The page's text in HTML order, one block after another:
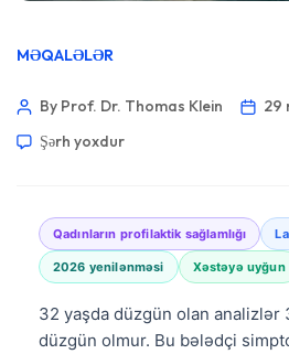
MƏQALƏLƏR
By Prof. Dr. Thomas Klein
29
Şərh yoxdur
Qadınların profilaktik sağlamlığı
2026 yenilənməsi Xəstəyə uyğun
32 yaşda düzgün olan analizlər
düzgün olmur. Bu bələdçi